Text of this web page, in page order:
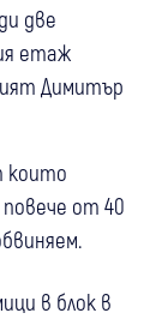
две
етаж
Димитър
които
от 40
в блок в